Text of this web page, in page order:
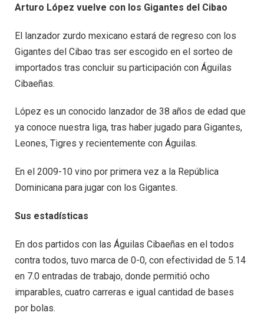
Arturo López vuelve con los Gigantes del Cibao
El lanzador zurdo mexicano estará de regreso con los
Gigantes del Cibao tras ser escogido en el sorteo de
importados tras concluir su participación con Águilas
Cibaeñas.
López es un conocido lanzador de 38 años de edad que
ya conoce nuestra liga, tras haber jugado para Gigantes,
Leones, Tigres y recientemente con Águilas.
En el 2009-10 vino por primera vez a la República
Dominicana para jugar con los Gigantes.
Sus estadísticas
En dos partidos con las Águilas Cibaeñas en el todos
contra todos, tuvo marca de 0-0, con efectividad de 5.14
en 7.0 entradas de trabajo, donde permitió ocho
imparables, cuatro carreras e igual cantidad de bases
por bolas.